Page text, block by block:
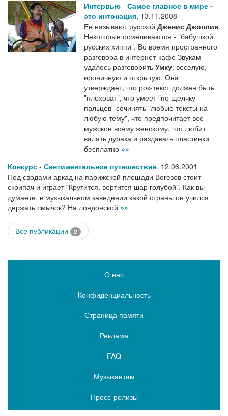
Интервью - Самое главное в мире -
это интонация, 13.11.2008
Ее называют русской Дженис Джоплин.
Некоторые осмеливаются - "бабушкой
русских хиппи". Во время пространного
разговора в интернет-кафе Звукам
удалось разговорить Умку: веселую,
ироничную и открытую. Она
утверждает, что рок-текст должен быть
"плоховат", что умеет "по щелчку
пальцев" сочинять "любые тексты на
любую тему", что предпочитает все
мужское всему женскому, что любит
валять дурака и раздавать пластинки
бесплатно »»
Конкурс - Сентиментальное путешествие, 12.06.2001
Под сводами аркад на парижской площади Вогезов стоит
скрипач и играет "Крутится, вертится шар голубой". Как вы
думаете, в музыкальном заведении какой страны он учился
держать смычок? На лондонской »»
Все публикации 2
О нас
Конфиденциальность
Страница памяти
Реклама
FAQ
Музыкантам
Пресс-релизы